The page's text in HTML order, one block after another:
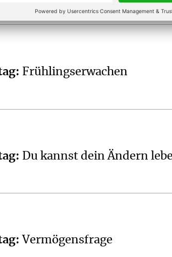
: Frühlingserwachen
: Du kannst dein Ändern
: Vermögensfrage